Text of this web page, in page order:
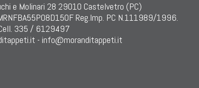
e Molinari 28 29010 Castelvetro (PC)
Reg.Imp. PC N.111989/1996.
335 / 6129497
- info@moranditappeti.it